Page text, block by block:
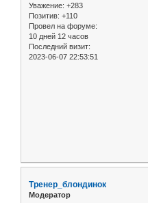
Уважение: +283
Позитив: +110
Провел на форуме:
10 дней 12 часов
Последний визит:
2023-06-07 22:53:51
Тренер_блондинок
Модератор